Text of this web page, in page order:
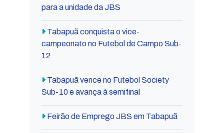
para a unidade da JBS
Tabapuã conquista o vice-
campeonato no Futebol de Campo Sub-
12
Tabapuã vence no Futebol Society
Sub-10 e avança à semifinal
Feirão de Emprego JBS em Tabapuã